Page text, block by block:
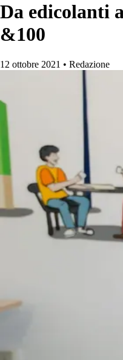
Da edicolanti
&100
12 ottobre 2021 • Redazione